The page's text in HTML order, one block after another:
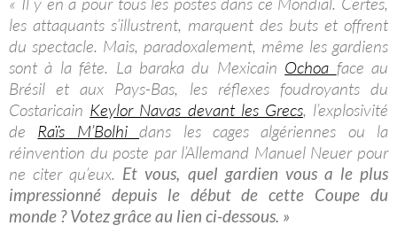
les attaquants s’illustrent, marquent des buts et offrent
du spectacle. Mais, paradoxalement, même les gardiens
sont à la fête. La baraka du Mexicain Ochoa face au
Brésil et aux Pays-Bas, les réflexes foudroyants du
Costaricain Keylor Navas devant les Grecs, l’explosivité
de Raïs M’Bolhidans les cages algériennes ou la
réinvention du poste par l’Allemand Manuel Neuer pour
ne citer qu’eux. Et vous, quel gardien vous a le plus
impressionné depuis le début de cette Coupe du
monde ? Votez grâce au lien ci-dessous. »